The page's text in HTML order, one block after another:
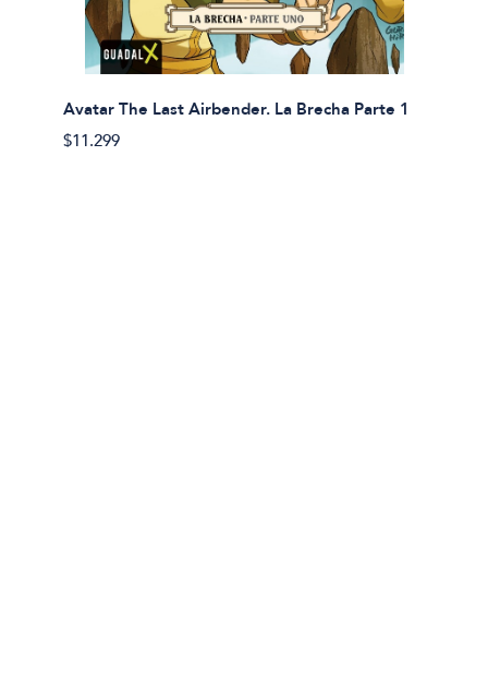
Avatar The Last Airbender. La Brecha Parte 1
$11.299